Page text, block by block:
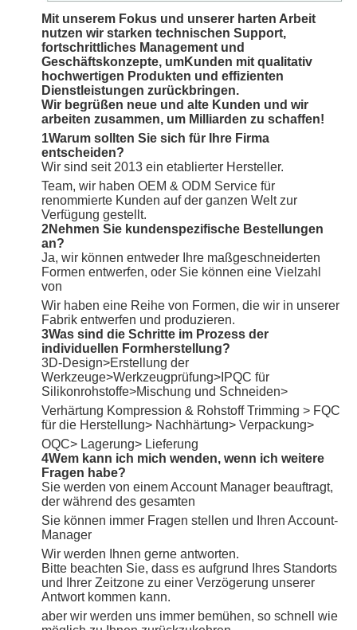
Mit unserem Fokus und unserer harten Arbeit
nutzen wir starken technischen Support,
fortschrittliches Management und
Geschäftskonzepte, umKunden mit qualitativ
hochwertigen Produkten und effizienten
Dienstleistungen zurückbringen.
Wir begrüßen neue und alte Kunden und wir
arbeiten zusammen, um Milliarden zu schaffen!
1Warum sollten Sie sich für Ihre Firma
entscheiden?
Wir sind seit 2013 ein etablierter Hersteller.
Team, wir haben OEM & ODM Service für
renommierte Kunden auf der ganzen Welt zur
Verfügung gestellt.
2Nehmen Sie kundenspezifische Bestellungen
an?
Ja, wir können entweder Ihre maßgeschneiderten
Formen entwerfen, oder Sie können eine Vielzahl
von
Wir haben eine Reihe von Formen, die wir in unserer
Fabrik entwerfen und produzieren.
3Was sind die Schritte im Prozess der
individuellen Formherstellung?
3D-Design>Erstellung der
Werkzeuge>Werkzeugprüfung>IPQC für
Silikonrohstoffe>Mischung und Schneiden>
Verhärtung Kompression & Rohstoff Trimming > FQC
für die Herstellung> Nachhärtung> Verpackung>
OQC> Lagerung> Lieferung
4Wem kann ich mich wenden, wenn ich weitere
Fragen habe?
Sie werden von einem Account Manager beauftragt,
der während des gesamten
Sie können immer Fragen stellen und Ihren Account-
Manager
Wir werden Ihnen gerne antworten.
Bitte beachten Sie, dass es aufgrund Ihres Standorts
und Ihrer Zeitzone zu einer Verzögerung unserer
Antwort kommen kann.
aber wir werden uns immer bemühen, so schnell wie